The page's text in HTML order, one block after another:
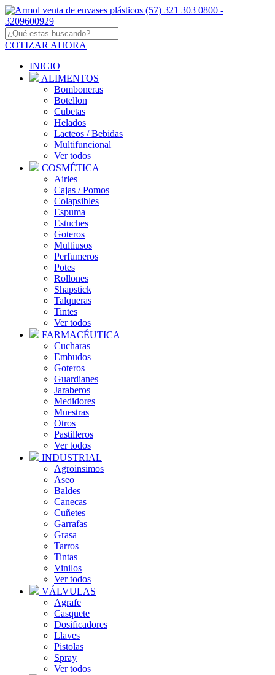
COTIZAR AHORA
INICIO
ALIMENTOS
Bomboneras
Botellon
Cubetas
Helados
Lacteos / Bebidas
Multifuncional
Ver todos
COSMÉTICA
Airles
Cajas / Pomos
Colapsibles
Espuma
Estuches
Goteros
Multiusos
Perfumeros
Potes
Rollones
Shapstick
Talqueras
Tintes
Ver todos
FARMACÉUTICA
Cucharas
Embudos
Goteros
Guardianes
Jaraberos
Medidores
Muestras
Otros
Pastilleros
Ver todos
INDUSTRIAL
Agroinsimos
Aseo
Baldes
Canecas
Cuñetes
Garrafas
Grasa
Tarros
Tintas
Vinilos
Ver todos
VÁLVULAS
Agrafe
Casquete
Dosificadores
Llaves
Pistolas
Spray
Ver todos